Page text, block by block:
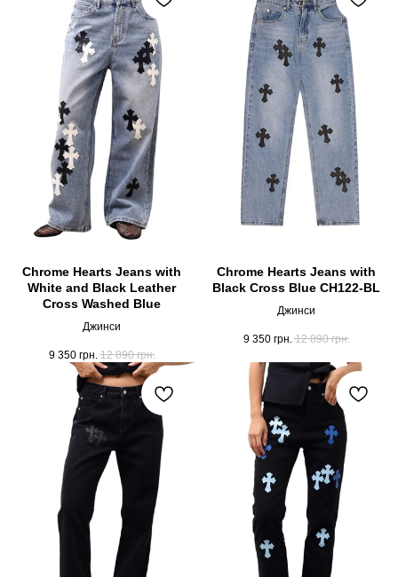
Chrome Hearts Jeans with
White and Black Leather
Cross Washed Blue
Джинси
9 350 грн. 12 890 грн.
Chrome Hearts Jeans with
Black Cross Blue CH122-BL
Джинси
9 350 грн. 12 890 грн.